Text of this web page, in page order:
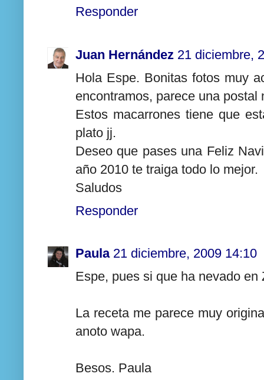
Responder
Juan Hernández 21 diciembre,
Hola Espe. Bonitas fotos muy
encontramos, parece una postal
Estos macarrones tiene que
plato jj.
Deseo que pases una Feliz
año 2010 te traiga todo lo mejor.
Saludos
Responder
Paula 21 diciembre, 2009 14:10
Espe, pues si que ha nevado en
La receta me parece muy
anoto wapa.
Besos. Paula